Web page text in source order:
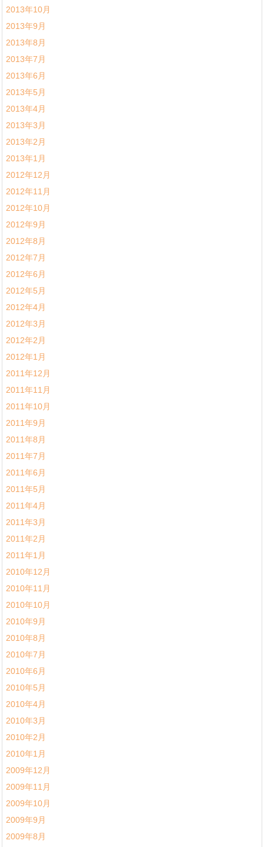
2013年10月
2013年9月
2013年8月
2013年7月
2013年6月
2013年5月
2013年4月
2013年3月
2013年2月
2013年1月
2012年12月
2012年11月
2012年10月
2012年9月
2012年8月
2012年7月
2012年6月
2012年5月
2012年4月
2012年3月
2012年2月
2012年1月
2011年12月
2011年11月
2011年10月
2011年9月
2011年8月
2011年7月
2011年6月
2011年5月
2011年4月
2011年3月
2011年2月
2011年1月
2010年12月
2010年11月
2010年10月
2010年9月
2010年8月
2010年7月
2010年6月
2010年5月
2010年4月
2010年3月
2010年2月
2010年1月
2009年12月
2009年11月
2009年10月
2009年9月
2009年8月